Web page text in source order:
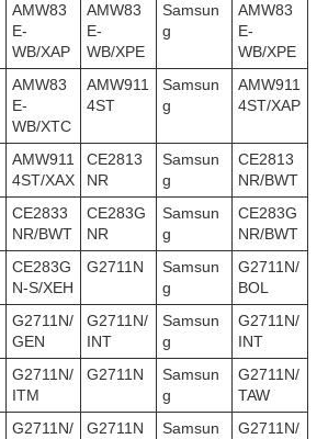
AMW83
E-
WB/XAP
AMW83
E-
WB/XPE
Samsun
g
AMW83
E-
WB/XPE
AMW83
E-
WB/XTC
AMW911
4ST
Samsun
g
AMW911
4ST/XAP
AMW911
4ST/XAX
CE2813
NR
Samsun
g
CE2813
NR/BWT
CE2833
NR/BWT
CE283G
NR
Samsun
g
CE283G
NR/BWT
CE283G
N-S/XEH
G2711N
Samsun
g
G2711N/
BOL
G2711N/
GEN
G2711N/
INT
Samsun
g
G2711N/
INT
G2711N/
ITM
G2711N
Samsun
g
G2711N/
TAW
G2711N/ G2711N Samsun G2711N/